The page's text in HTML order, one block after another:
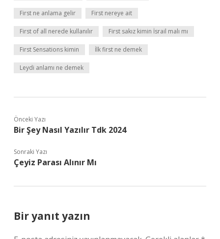
First ne anlama gelir First nereye ait
First of all nerede kullanılır First sakız kimin İsrail malı mı
First Sensations kimin İlk first ne demek
Leydi anlamı ne demek
Önceki Yazı
Bir Şey Nasıl Yazılır Tdk 2024
Sonraki Yazı
Çeyiz Parası Alınır Mı
Bir yanıt yazın